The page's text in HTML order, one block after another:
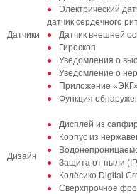
Датчики
Электрический
датчик сердечного
Датчик внешней
Гироскоп
Уведомления о
Уведомление о
Приложение «ЭКГ»
Функция
Дизайн
Дисплей из
Корпус из
Защита от пыли
Колёсико Digital
Сверхпрочное